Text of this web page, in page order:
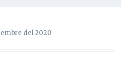
del 2020